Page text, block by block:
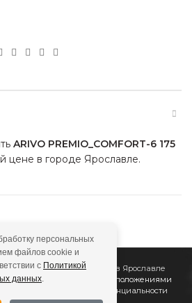
ARIVO PREMIO_COMFORT-6 175
цене в городе Ярославле.
магазин шин и дисков в Ярославле
офертой, определяемой положениями
Политике конфиденциальности
персональных
файлов cookie и
с Политикой
данных.